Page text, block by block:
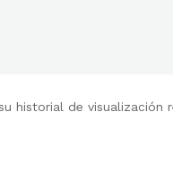
historial de visualización